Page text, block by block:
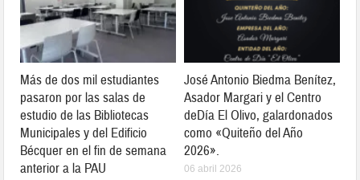
Más de dos mil estudiantes
pasaron por las salas de
estudio de las Bibliotecas
Municipales y del Edificio
Bécquer en el fin de semana
anterior a la PAU
José Antonio Biedma Benítez,
Asador Margari y el Centro
deDía El Olivo, galardonados
como «Quiteño del Año
2026».
06 abril 2026